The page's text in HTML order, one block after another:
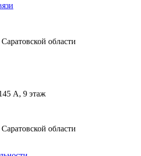
области
А, 9 этаж
области